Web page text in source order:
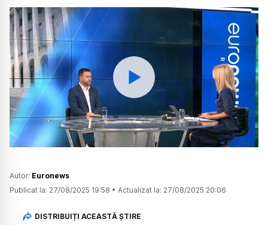
Watch
Autor: Euronews
Publicat la: 27/08/2025 19:58 • Actualizat la: 27/08/2025 20:06
DISTRIBUIȚI ACEASTĂ ȘTIRE